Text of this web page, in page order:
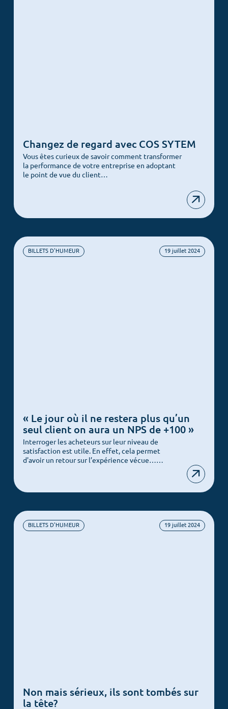
Accueil
Changez de regard avec COS SYTEM
Vous êtes curieux de savoir comment transformer
la performance de votre entreprise en adoptant
le point de vue du client…
BILLETS D'HUMEUR 19 juillet 2024
« Le jour où il ne restera plus qu’un
seul client on aura un NPS de +100 »
Interroger les acheteurs sur leur niveau de
satisfaction est utile. En effet, cela permet
d'avoir un retour sur l’expérience vécue……
BILLETS D'HUMEUR 19 juillet 2024
Non mais sérieux, ils sont tombés sur
la tête?